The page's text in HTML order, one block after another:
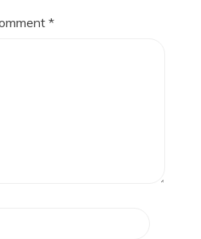
*